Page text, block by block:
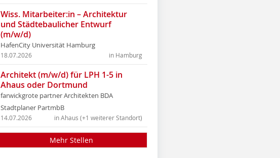
Wiss. Mitarbeiter:in – Architektur
und Städtebaulicher Entwurf
(m/w/d)
HafenCity Universität Hamburg
in Hamburg
18.07.2026
Architekt (m/w/d) für LPH 1-5 in
Ahaus oder Dortmund
farwickgrote partner Architekten BDA
Stadtplaner PartmbB
in Ahaus (+1 weiterer Standort)
14.07.2026
Mehr Stellen